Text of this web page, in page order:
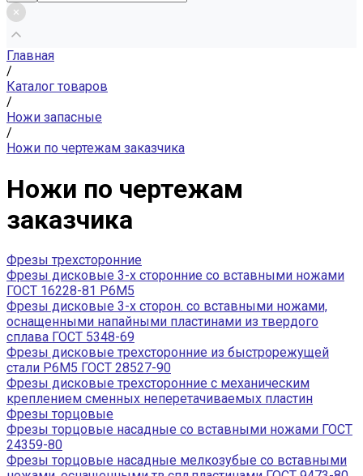
Главная
/
Каталог товаров
/
Ножи запасные
/
Ножи по чертежам заказчика
Ножи по чертежам
заказчика
Фрезы трехсторонние
Фрезы дисковые 3-х сторонние со вставными ножами
ГОСТ 16228-81 Р6М5
Фрезы дисковые 3-х сторон. со вставными ножами,
оснащенными напайными пластинами из твердого
сплава ГОСТ 5348-69
Фрезы дисковые трехсторонние из быстрорежущей
стали Р6М5 ГОСТ 28527-90
Фрезы дисковые трехсторонние с механическим
креплением сменных неперетачиваемых пластин
Фрезы торцовые
Фрезы торцовые насадные со вставными ножами ГОСТ
24359-80
Фрезы торцовые насадные мелкозубые со вставными